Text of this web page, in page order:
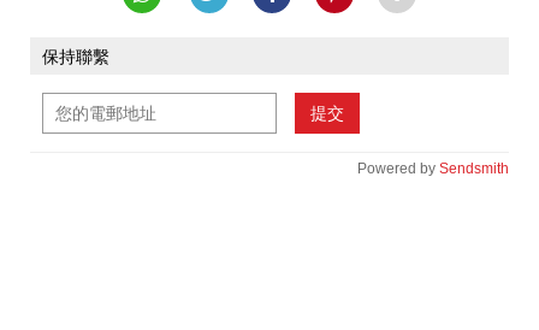
保持聯繫
提交
Powered by Sendsmith